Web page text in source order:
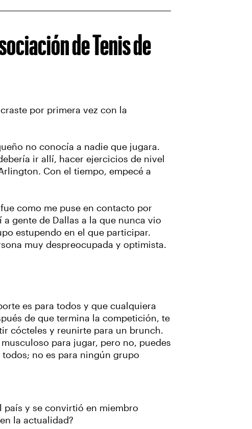
de Tenis de
por primera vez con la
no conocía a nadie que jugara.
ir allí, hacer ejercicios de nivel
Con el tiempo, empecé a
como me puse en contacto por
gente de Dallas a la que nunca vio
estupendo en el que participar.
muy despreocupada y optimista.
es para todos y que cualquiera
de que termina la competición, te
cócteles y reunirte para un brunch.
para jugar, pero no, puedes
no es para ningún grupo
país y se convirtió en miembro
la actualidad?